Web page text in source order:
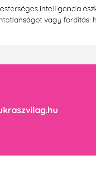
intelligencia
vagy fordítási